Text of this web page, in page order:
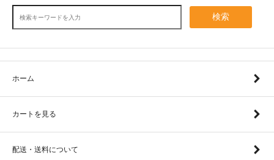
検索
ホーム
カートを見る
配送・送料について